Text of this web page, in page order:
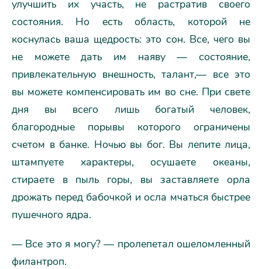
улучшить их участь, не растратив своего
состояния. Но есть область, которой не
коснулась ваша щедрость: это сон. Все, чего вы
не можете дать им наяву — состояние,
привлекательную внешность, талант,— все это
вы можете компенсировать им во сне. При свете
дня вы всего лишь богатый человек,
благородные порывы которого ограничены
счетом в банке. Ночью вы бог. Вы лепите лица,
штампуете характеры, осушаете океаны,
стираете в пыль горы, вы заставляете орла
дрожать перед бабочкой и осла мчаться быстрее
пушечного ядра.
— Все это я могу? — пролепетал ошеломленный
филантроп.